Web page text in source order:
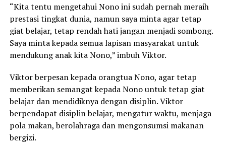
“Kita tentu mengetahui Nono ini sudah pernah meraih
prestasi tingkat dunia, namun saya minta agar tetap
giat belajar, tetap rendah hati jangan menjadi sombong.
Saya minta kepada semua lapisan masyarakat untuk
mendukung anak kita Nono,” imbuh Viktor.
Viktor berpesan kepada orangtua Nono, agar tetap
memberikan semangat kepada Nono untuk tetap giat
belajar dan mendidiknya dengan disiplin. Viktor
berpendapat disiplin belajar, mengatur waktu, menjaga
pola makan, berolahraga dan mengonsumsi makanan
bergizi.